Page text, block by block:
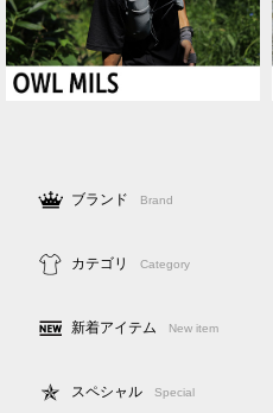
ブランド Brand
カテゴリ Category
新着アイテム New item
スペシャル Special